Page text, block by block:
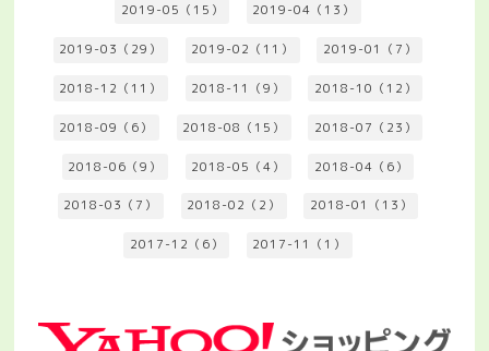
2019-05（15） 2019-04（13）
2019-03（29） 2019-02（11） 2019-01（7）
2018-12（11） 2018-11（9） 2018-10（12）
2018-09（6） 2018-08（15） 2018-07（23）
2018-06（9） 2018-05（4） 2018-04（6）
2018-03（7） 2018-02（2） 2018-01（13）
2017-12（6） 2017-11（1）